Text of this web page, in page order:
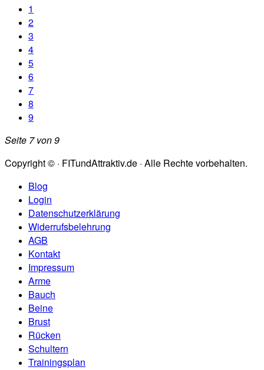
1
2
3
4
5
6
7
8
9
Seite 7 von 9
Copyright © · FITundAttraktiv.de · Alle Rechte vorbehalten.
Blog
Login
Datenschutzerklärung
Widerrufsbelehrung
AGB
Kontakt
Impressum
Arme
Bauch
Beine
Brust
Rücken
Schultern
Trainingsplan